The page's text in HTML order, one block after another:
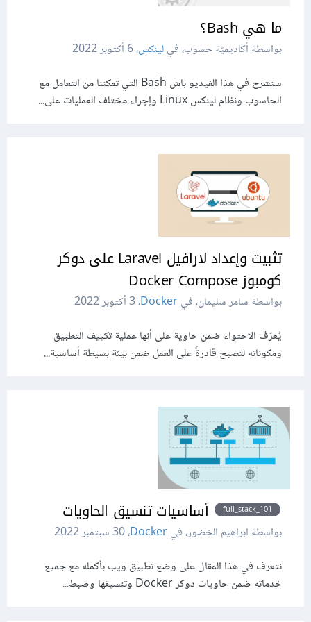
ما هي Bash؟
بواسطة أكاديميّة حسوب، فيلينكس،6 أكتوبر 2022
سنشرح في هذا الفيديو باش Bash التي تمكننا من التعامل مع
الحاسوب ونظام لينكس Linux وإجراء مختلف العمليات على...
تثبيت وإعداد لارافيل Laravel على دوكر
كومبوز Docker Compose
بواسطة سامر سليمان، فيDocker،3 أكتوبر 2022
يُعرّف الاحتواء ضمن حاوية على أنها عملية تكييف التطبيق
ومكوناته لتصبح قادرةً على العمل ضمن بيئة بسيطة أساسية...
full_stack_101 أساسيات تنسيق الحاويات
بواسطة ابراهيم الخضور، فيDocker،30 سبتمبر 2022
نتعرف في هذا المقال على وضع تطبيق ويب بأكمله مع جميع
خدماته ضمن حاويات دوكر Docker وتنسيقها وضبط...